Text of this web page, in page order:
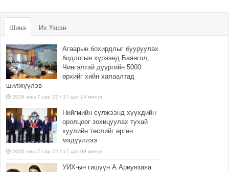
Шинэ Их Үзсэн
Агаарын бохирдлыг бууруулах
бодлогын хүрээнд Баянгол,
Чингэлтэй дүүргийн 5000
өрхийг хийн халаалтад
шилжүүлэв
2026 оны 7 сар 22 / 17 цаг 14 минут
Нийгмийн сүлжээнд хүүхдийн
оролцоог зохицуулах тухай
хуулийн төслийг өргөн
мэдүүллээ
2026 оны 7 сар 22 / 17 цаг 09 минут
УИХ-ын гишүүн А.Ариунзаяа